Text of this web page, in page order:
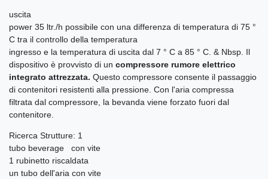
uscita
power 35 ltr./h possibile con una differenza di temperatura di 75 °
C tra il controllo della temperatura
ingresso e la temperatura di uscita dal 7 ° C a 85 ° C. & Nbsp. Il
dispositivo è provvisto di un compressore rumore elettrico
integrato attrezzata. Questo compressore consente il passaggio
di contenitori resistenti alla pressione. Con l'aria compressa
filtrata dal compressore, la bevanda viene forzato fuori dal
contenitore.
Ricerca Strutture: 1
tubo beverage con vite
1 rubinetto riscaldata
un tubo dell'aria con vite